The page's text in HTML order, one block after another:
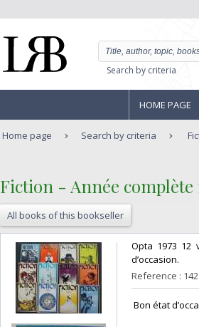
Search by criteria
HOME PAGE
Home page Search by criteria
‎Fiction - Année complète
All books of this bookseller
‎Opta 1973 12
d’occasion.‎
Reference :
Bon état